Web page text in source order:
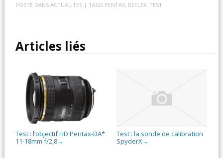
POSTÉ DANSACTUALITES | TAGS PENTAX, REFLEX, TEST
Articles liés
Test : l’objectif HD Pentax-DA*
11-18mm f/2,8→
Test : la sonde de calibration
SpyderX→